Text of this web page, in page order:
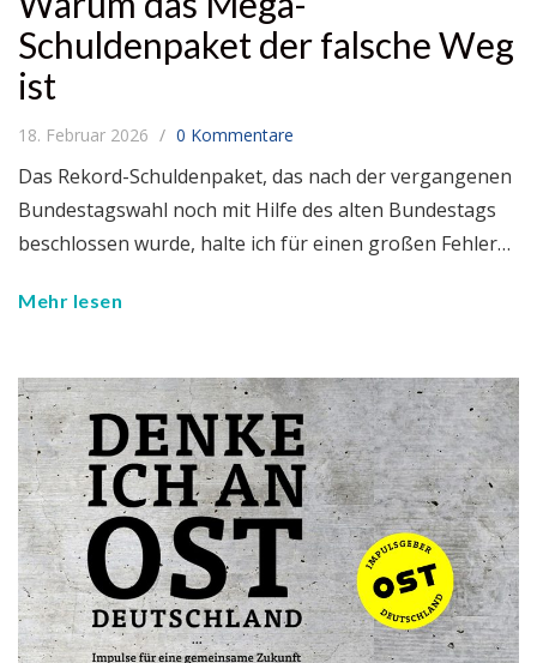
Schuldenpaket der falsche Weg
ist
18. Februar 2026 0 Kommentare
Das Rekord-Schuldenpaket, das nach der vergangenen
Bundestagswahl noch mit Hilfe des alten Bundestags
beschlossen wurde, halte ich für einen großen Fehler…
Mehr lesen